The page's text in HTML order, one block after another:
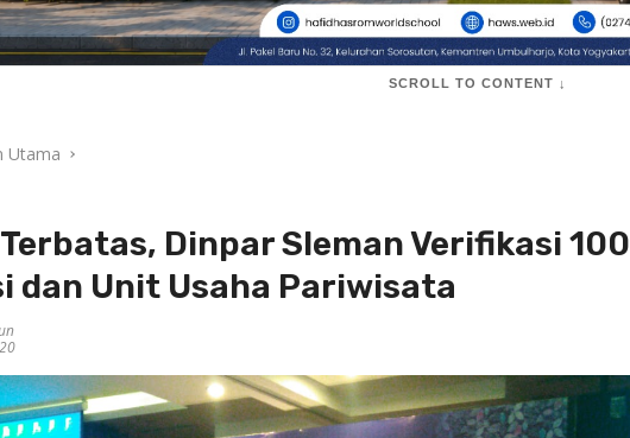
SCROLL TO CONTENT ↓
Utama
Dinpar Sleman Verifikasi 100
dan Unit Usaha Pariwisata